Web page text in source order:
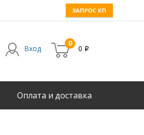
ЗАПРОС КП
Вход
0
0 i
Оплата и доставка